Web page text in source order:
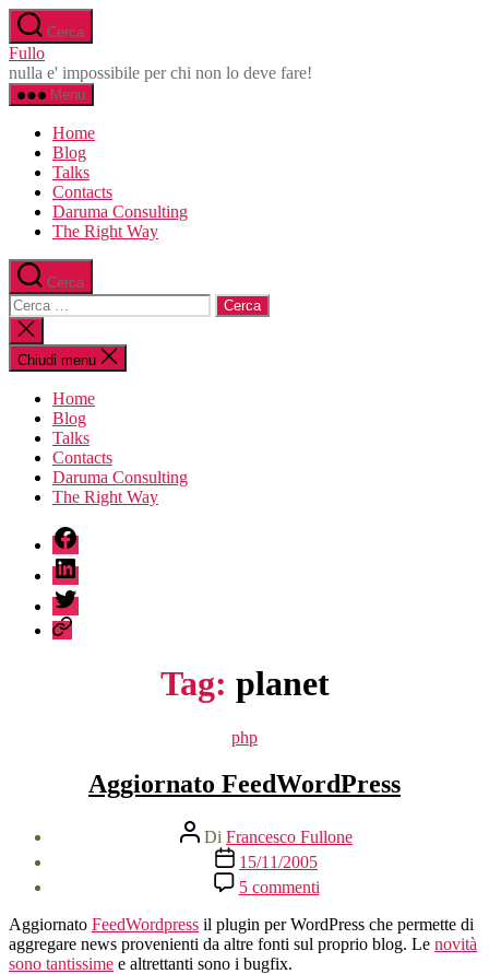
Salta
al
contenuto
Cerca
Fullo
nulla e' impossibile per chi non lo deve fare!
Menu
Home
Blog
Talks
Contacts
Daruma Consulting
The Right Way
Cerca
Cerca:
Chiudi
la
ricerca
Chiudi menu
Home
Blog
Talks
Contacts
Daruma Consulting
The Right Way
fb
linkedin
twitter
sessionize
Tag: planet
Categorie
php
Aggiornato FeedWordPress
Autore
articolo
Di Francesco Fullone
Data
dell'articolo
15/11/2005
5 commentisu
Aggiornato
FeedWordPress
Aggiornato FeedWordpress il plugin per WordPress che permette di
aggregare news provenienti da altre fonti sul proprio blog. Le novità
sono tantissime e altrettanti sono i bugfix.